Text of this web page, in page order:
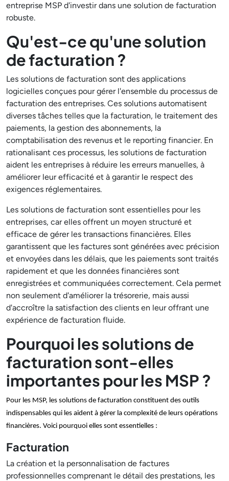
entreprise MSP d'investir dans une solution de facturation
robuste.
Qu'est-ce qu'une solution
de facturation ?
Les solutions de facturation sont des applications
logicielles conçues pour gérer l'ensemble du processus de
facturation des entreprises. Ces solutions automatisent
diverses tâches telles que la facturation, le traitement des
paiements, la gestion des abonnements, la
comptabilisation des revenus et le reporting financier. En
rationalisant ces processus, les solutions de facturation
aident les entreprises à réduire les erreurs manuelles, à
améliorer leur efficacité et à garantir le respect des
exigences réglementaires.
Les solutions de facturation sont essentielles pour les
entreprises, car elles offrent un moyen structuré et
efficace de gérer les transactions financières. Elles
garantissent que les factures sont générées avec précision
et envoyées dans les délais, que les paiements sont traités
rapidement et que les données financières sont
enregistrées et communiquées correctement. Cela permet
non seulement d'améliorer la trésorerie, mais aussi
d'accroître la satisfaction des clients en leur offrant une
expérience de facturation fluide.
Pourquoi les solutions de
facturation sont-elles
importantes pour les MSP ?
Pour les MSP, les solutions de facturation constituent des outils
indispensables qui les aident à gérer la complexité de leurs opérations
financières. Voici pourquoi elles sont essentielles :
Facturation
La création et la personnalisation de factures
professionnelles comprenant le détail des prestations, les